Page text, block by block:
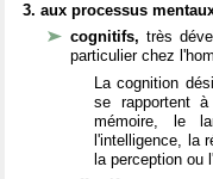
3. aux processus
cognitifs,très
particulier chez
La cognition
se rapportent
mémoire, le
l'intelligence, la
la perception ou